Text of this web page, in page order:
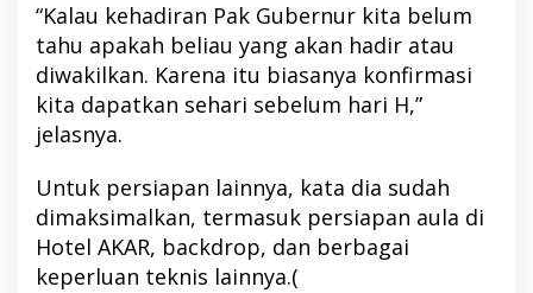
“Kalau kehadiran Pak Gubernur kita belum
tahu apakah beliau yang akan hadir atau
diwakilkan. Karena itu biasanya konfirmasi
kita dapatkan sehari sebelum hari H,”
jelasnya.
Untuk persiapan lainnya, kata dia sudah
dimaksimalkan, termasuk persiapan aula di
Hotel AKAR, backdrop, dan berbagai
keperluan teknis lainnya.(